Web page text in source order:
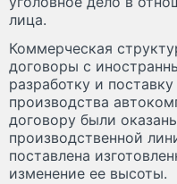
лица.
Коммерческая
договоры с
разработку и
производства
договору были
производственной
поставлена
изменение ее высоты.